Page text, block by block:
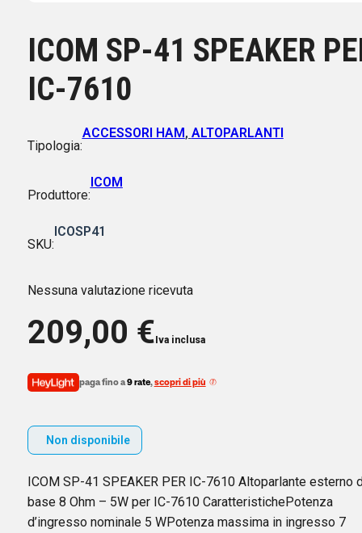
ICOM SP-41 SPEAKER
IC-7610
Tipologia:
ACCESSORI HAM, ALTOPARLANTI
Produttore:
ICOM
SKU:
ICOSP41
Nessuna valutazione ricevuta
209,00 € Iva inclusa
paga fino a9 rate,scopri di più
Non disponibile
ICOM SP-41 SPEAKER PER IC-7610 Altoparlante esterno
base 8 Ohm – 5W per IC-7610 CaratteristichePotenza
d’ingresso nominale 5 WPotenza massima in ingresso 7